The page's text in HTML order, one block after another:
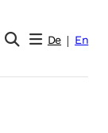
De En